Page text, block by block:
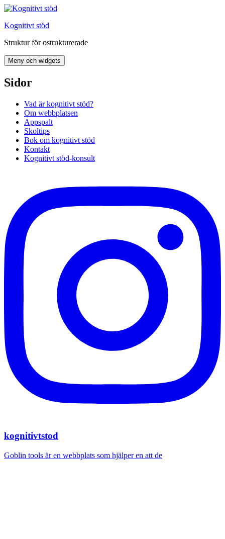
Hoppa
innehåll
Kognitivt stöd
Struktur för ostrukturerade
Meny och widgets
Sidor
Vad är kognitivt stöd?
Om webbplatsen
Appspalt
Skoltips
Bok om kognitivt stöd
Kontakt
Kognitivt stöd-konsult
kognitivtstod
Goblin tools är en webbplats som hjälper en att de